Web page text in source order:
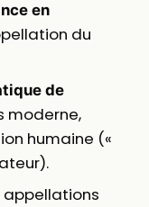
en
du
de
moderne,
humaine («
appellations